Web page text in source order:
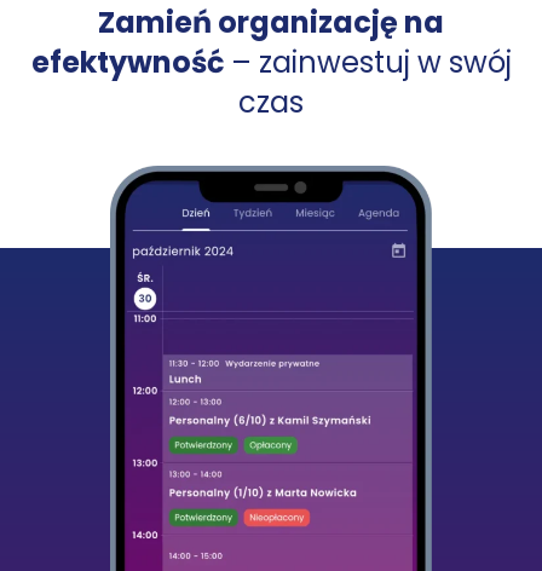
Zamień organizację na
efektywność – zainwestuj w swój
czas